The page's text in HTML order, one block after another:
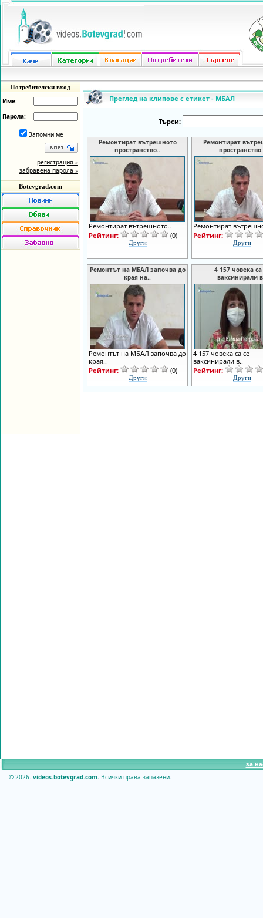
Потребителски вход
Име:
Парола:
Запомни ме
регистрация »
забравена парола »
Botevgrad.com
Преглед на клипове с етикет - МБАЛ
Търси:
Ремонтират вътрешното
пространство..
Ремонтират вътрешното..
Рейтинг:
(0)
Други
Ремонтират
Ремонтират
Рейтинг:
Други
Ремонтът на МБАЛ започва до
края на..
Ремонтът на МБАЛ започва до
края..
Рейтинг:
(0)
Други
4 157 човека са
ваксинирали
4 157 човека са се
ваксинирали в..
Рейтинг:
Други
за
© 2026. videos.botevgrad.com. Всички права запазени.